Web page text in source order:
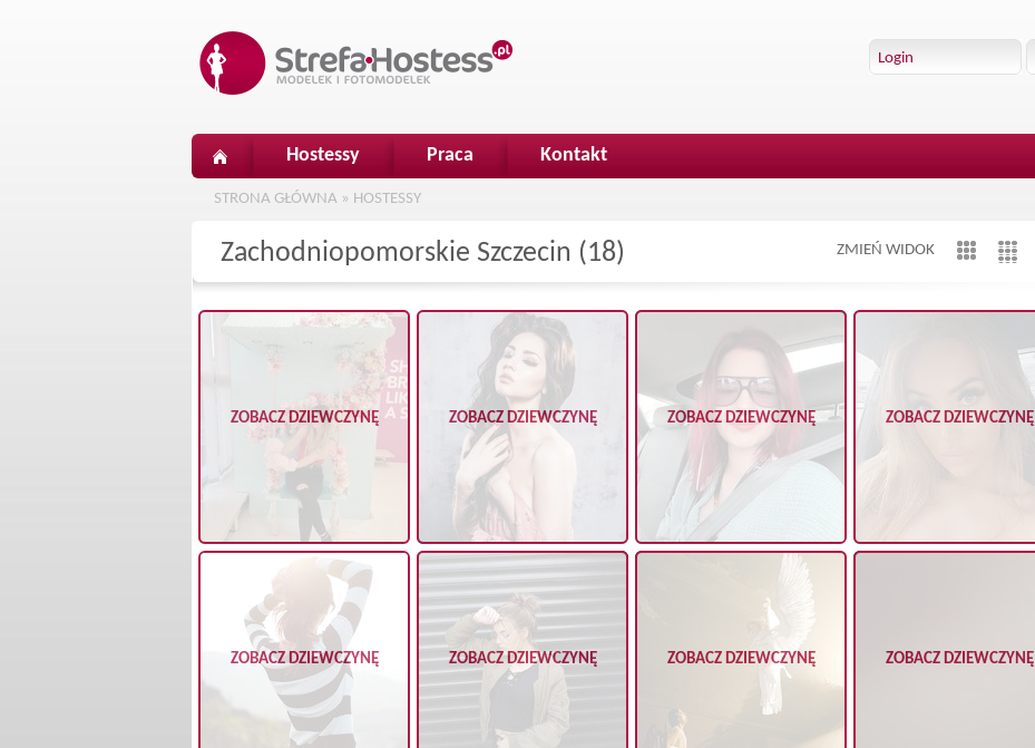
Hostessy Praca Kontakt
STRONA GŁÓWNA » HOSTESSY
Zachodniopomorskie Szczecin (18) ZMIEŃ WIDOK
ZOBACZ DZIEWCZYNĘ ZOBACZ DZIEWCZYNĘ ZOBACZ DZIEWCZYNĘ ZOBACZ DZIEWCZYNĘ
ZOBACZ DZIEWCZYNĘ ZOBACZ DZIEWCZYNĘ ZOBACZ DZIEWCZYNĘ ZOBACZ DZIEWCZYNĘ